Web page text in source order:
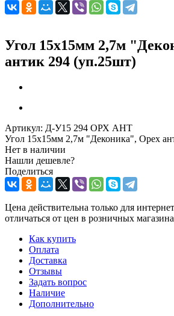
Угол 15х15мм 2,7м
антик 294 (уп.25шт)
Артикул: Д-У15 294 ОРХ АНТ
Угол 15х15мм 2,7м "Деконика", Орех
Нет в наличии
Нашли дешевле?
Поделиться
Цена действительна только для
отличаться от цен в розничных
Как купить
Оплата
Доставка
Отзывы
Задать вопрос
Наличие
Дополнительно